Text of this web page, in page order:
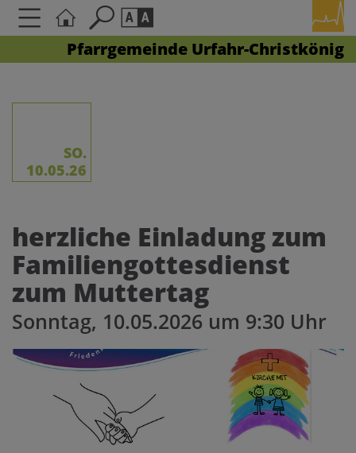
Pfarrgemeinde Urfahr-Christkönig
Schriftgröße
AA
A A A A A
SO.
10.05.26
herzliche Einladung zum
Familiengottesdienst
zum Muttertag
Sonntag, 10.05.2026 um 9:30 Uhr